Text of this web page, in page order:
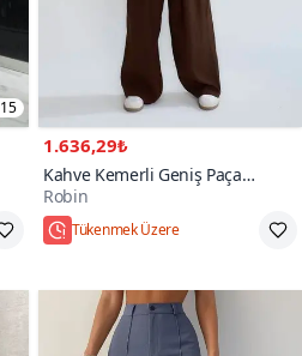
15
1.636,29₺
Kahve Kemerli Geniş Paça
Pantolon
Robin
Hızlı Kargo